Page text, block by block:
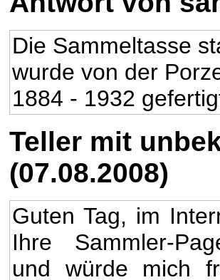
Die Sammeltasse
wurde von der
1884 - 1932
Teller mit
(07.08.2008)
Guten Tag, im
Ihre Sammler-
und würde mich